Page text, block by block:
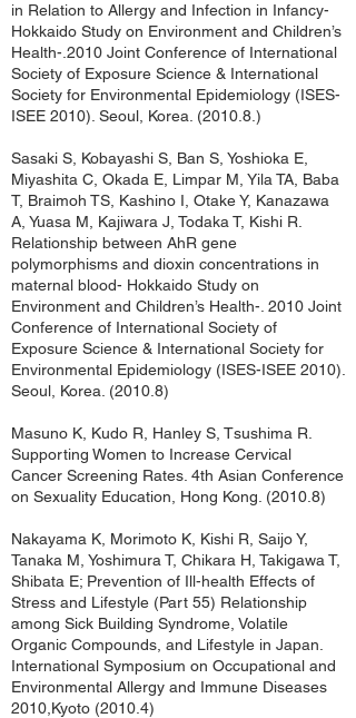
in Relation to Allergy and Infection in Infancy-
Hokkaido Study on Environment and Children’s
Health-.2010 Joint Conference of International
Society of Exposure Science & International
Society for Environmental Epidemiology (ISES-
ISEE 2010). Seoul, Korea. (2010.8.)
Sasaki S, Kobayashi S, Ban S, Yoshioka E,
Miyashita C, Okada E, Limpar M, Yila TA, Baba
T, Braimoh TS, Kashino I, Otake Y, Kanazawa
A, Yuasa M, Kajiwara J, Todaka T, Kishi R.
Relationship between AhR gene
polymorphisms and dioxin concentrations in
maternal blood- Hokkaido Study on
Environment and Children’s Health-. 2010 Joint
Conference of International Society of
Exposure Science & International Society for
Environmental Epidemiology (ISES-ISEE 2010).
Seoul, Korea. (2010.8)
Masuno K, Kudo R, Hanley S, Tsushima R.
Supporting Women to Increase Cervical
Cancer Screening Rates. 4th Asian Conference
on Sexuality Education, Hong Kong. (2010.8)
Nakayama K, Morimoto K, Kishi R, Saijo Y,
Tanaka M, Yoshimura T, Chikara H, Takigawa T,
Shibata E; Prevention of Ill-health Effects of
Stress and Lifestyle (Part 55) Relationship
among Sick Building Syndrome, Volatile
Organic Compounds, and Lifestyle in Japan.
International Symposium on Occupational and
Environmental Allergy and Immune Diseases
2010,Kyoto (2010.4)